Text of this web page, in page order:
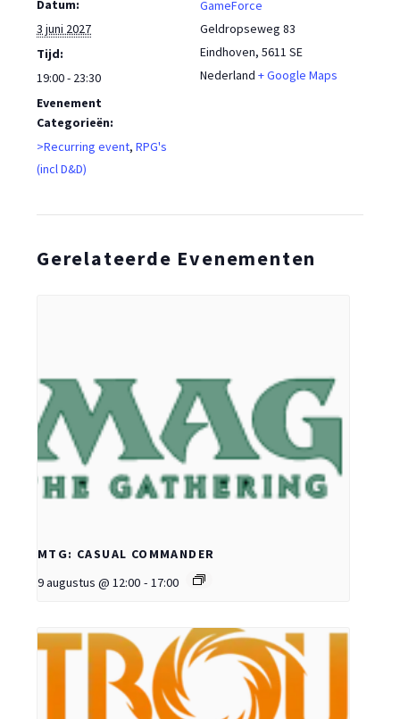
Datum:
3 juni 2027
Tijd:
19:00 - 23:30
Evenement
Categorieën:
>Recurring event, RPG's
(incl D&D)
GameForce
Geldropseweg 83
Eindhoven, 5611 SE
Nederland + Google Maps
Gerelateerde Evenementen
MTG: CASUAL COMMANDER
9 augustus @ 12:00 - 17:00